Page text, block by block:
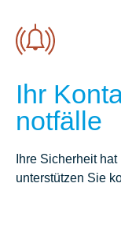
Ihr
not­fälle
Ihre Sicherheit
unterstützen Sie